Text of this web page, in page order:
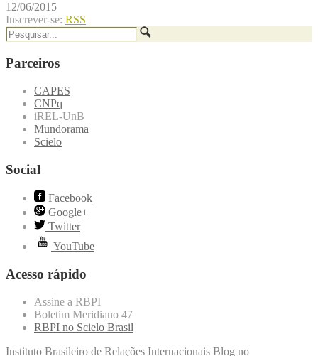
12/06/2015
Inscrever-se: RSS
Parceiros
CAPES
CNPq
iREL-UnB
Mundorama
Scielo
Social
Facebook
Google+
Twitter
YouTube
Acesso rápido
Assine a RBPI
Boletim Meridiano 47
RBPI no Scielo Brasil
Instituto Brasileiro de Relações Internacionais Blog no